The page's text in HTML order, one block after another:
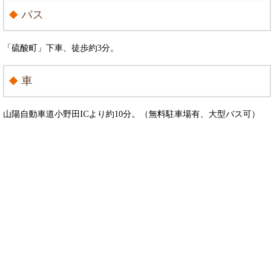
バス
「硫酸町」下車、徒歩約3分。
車
山陽自動車道小野田ICより約10分。（無料駐車場有、大型バス可）